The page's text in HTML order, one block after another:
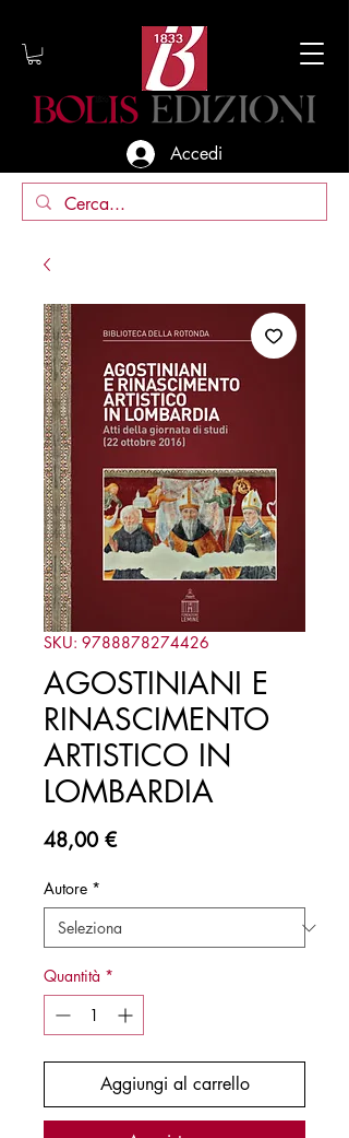
Accedi
SKU: 9788878274426
AGOSTINIANI E
RINASCIMENTO
ARTISTICO IN
LOMBARDIA
48,00 €Prezzo
Autore *
Quantità *
Aggiungi al carrello